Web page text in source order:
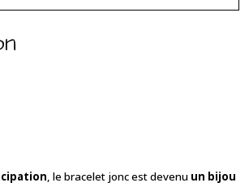
, le bracelet jonc est devenu un bijou